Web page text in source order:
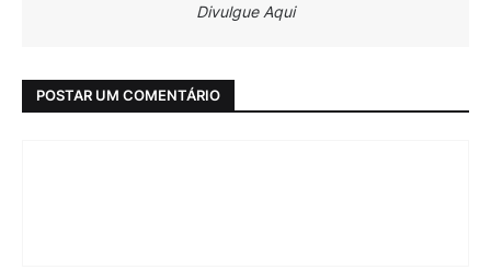
Divulgue Aqui
POSTAR UM COMENTÁRIO